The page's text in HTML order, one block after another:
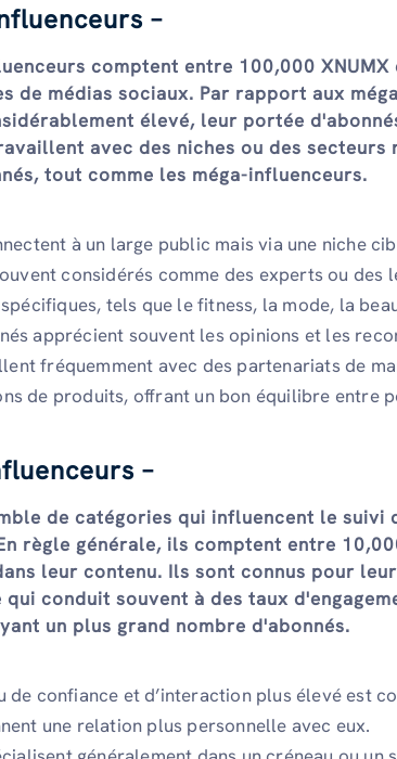
–
comptent entre 100,000
de médias sociaux. Par rapport aux
élevé, leur portée
avec des niches ou des
tout comme les méga-influenceurs.
à un large public mais via une niche
considérés comme des experts ou des
tels que le fitness, la mode, la
apprécient souvent les opinions et les
fréquemment avec des partenariats de
de produits, offrant un bon équilibre entre
–
de catégories qui influencent le suivi
règle générale, ils comptent entre
leur contenu. Ils sont connus pour
conduit souvent à des taux
un plus grand nombre d'abonnés.
de confiance et d’interaction plus élevé est
une relation plus personnelle avec eux.